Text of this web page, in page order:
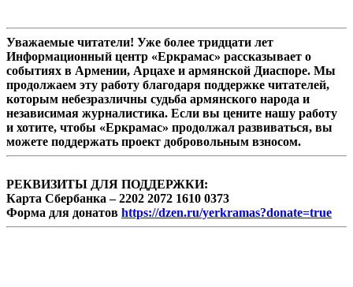
Уважаемые читатели! Уже более тридцати лет
Информационный центр «Еркрамас» рассказывает о
событиях в Армении, Арцахе и армянской Диаспоре. Мы
продолжаем эту работу благодаря поддержке читателей,
которым небезразличны судьба армянского народа и
независимая журналистика. Если вы цените нашу работу
и хотите, чтобы «Еркрамас» продолжал развиваться, вы
можете поддержать проект добровольным взносом.
РЕКВИЗИТЫ ДЛЯ ПОДДЕРЖКИ:
Карта Сбербанка – 2202 2072 1610 0373
Форма для донатов https://dzen.ru/yerkramas?donate=true